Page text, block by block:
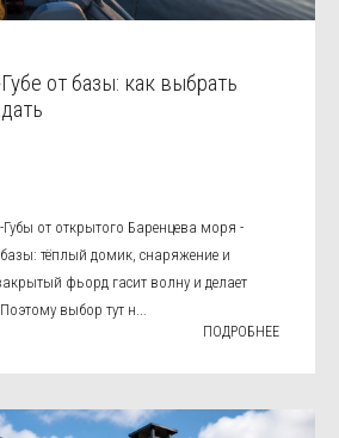
от базы: как выбрать
Губы от открытого Баренцева моря -
тёплый домик, снаряжение и
фьорд гасит волну и делает
выбор тут н...
ПОДРОБНЕЕ